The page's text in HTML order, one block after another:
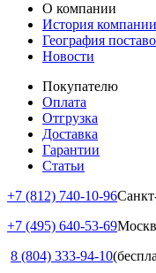
О компании
История компании
География
Новости
Покупателю
Оплата
Отгрузка
Доставка
Гарантии
Статьи
+7 (812) 740-10-96
+7 (495) 640-53-69
8 (804) 333-94-10